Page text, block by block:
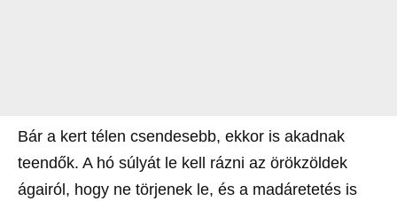
Bár a kert télen csendesebb, ekkor is akadnak
teendők. A hó súlyát le kell rázni az örökzöldek
ágairól, hogy ne törjenek le, és a madáretetés is